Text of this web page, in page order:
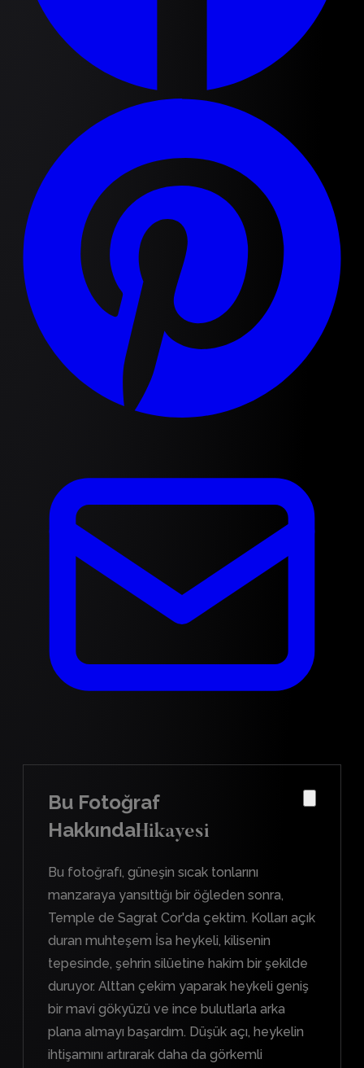
Bu Fotoğraf
HakkındaHikayesi
Bu fotoğrafı, güneşin sıcak tonlarını
manzaraya yansıttığı bir öğleden sonra,
Temple de Sagrat Cor'da çektim. Kolları açık
duran muhteşem İsa heykeli, kilisenin
tepesinde, şehrin silüetine hakim bir şekilde
duruyor. Alttan çekim yaparak heykeli geniş
bir mavi gökyüzü ve ince bulutlarla arka
plana almayı başardım. Düşük açı, heykelin
ihtişamını artırarak daha da görkemli